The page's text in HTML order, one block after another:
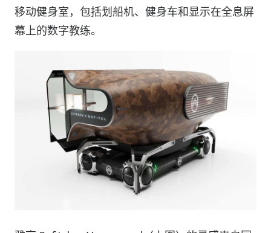
移动健身室，包括划船机、健身车和显示在全息屏
幕上的数字教练。